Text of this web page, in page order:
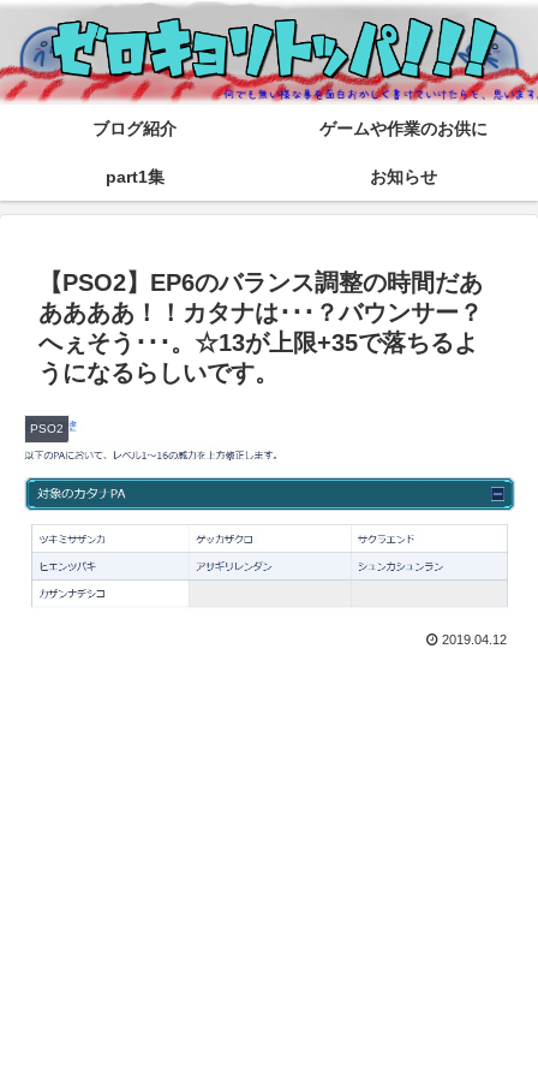
ブログ紹介 ゲームや作業のお供に
part1集 お知らせ
【PSO2】EP6のバランス調整の時間だあ
ああああ！！カタナは･･･？バウンサー？
へぇそう･･･。☆13が上限+35で落ちるよ
うになるらしいです。
PSO2
2019.04.12